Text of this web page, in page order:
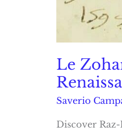
Le
Saverio
Discover